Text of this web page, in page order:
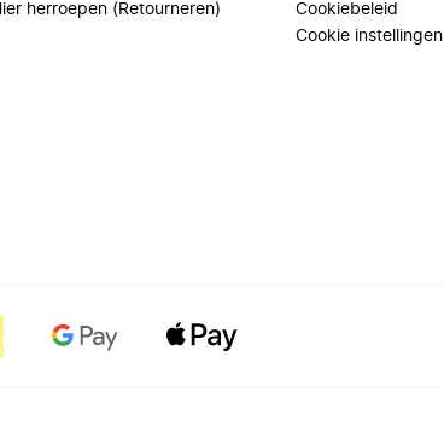
herroepen (Retourneren)
Cookiebeleid
Cookie instellingen